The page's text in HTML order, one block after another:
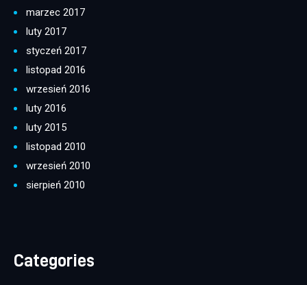
marzec 2017
luty 2017
styczeń 2017
listopad 2016
wrzesień 2016
luty 2016
luty 2015
listopad 2010
wrzesień 2010
sierpień 2010
Categories